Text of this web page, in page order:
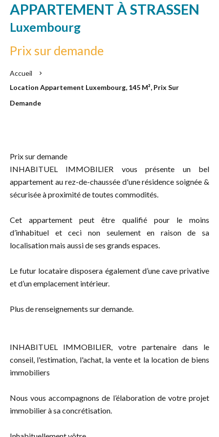
APPARTEMENT À STRASSEN
Luxembourg
Prix sur demande
Accueil
Location Appartement Luxembourg, 145 M², Prix Sur
Demande
Prix sur demande
INHABITUEL IMMOBILIER vous présente un bel
appartement au rez-de-chaussée d'une résidence soignée &
sécurisée à proximité de toutes commodités.
Cet appartement peut être qualifié pour le moins
d’inhabituel et ceci non seulement en raison de sa
localisation mais aussi de ses grands espaces.
Le futur locataire disposera également d’une cave privative
et d’un emplacement intérieur.
Plus de renseignements sur demande.
INHABITUEL IMMOBILIER, votre partenaire dans le
conseil, l'estimation, l'achat, la vente et la location de biens
immobiliers
Nous vous accompagnons de l’élaboration de votre projet
immobilier à sa concrétisation.